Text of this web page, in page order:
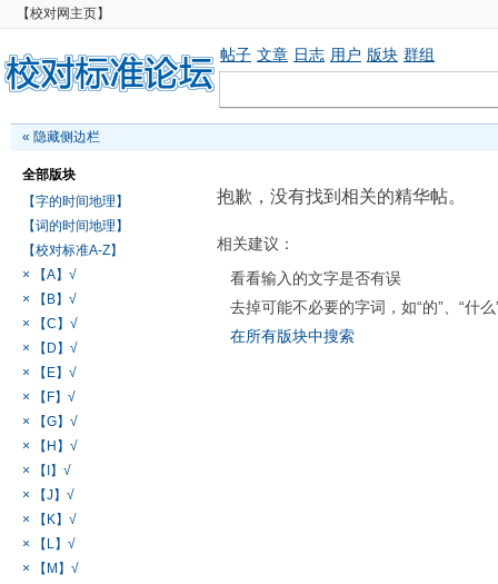
【校对网主页】
帖子 文章 日志 用户 版块 群组
« 隐藏侧边栏
全部版块
【字的时间地理】
【词的时间地理】
【校对标准A-Z】
× 【A】√
× 【B】√
× 【C】√
× 【D】√
× 【E】√
× 【F】√
× 【G】√
× 【H】√
× 【I】√
× 【J】√
× 【K】√
× 【L】√
× 【M】√
抱歉，没有找到相关的精华帖。
相关建议：
看看输入的文字是否有误
去掉可能不必要的字词，如“的”、“什么
在所有版块中搜索